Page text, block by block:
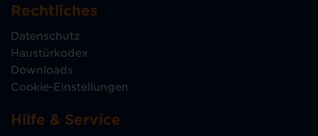
Rechtliches
Datenschutz
Haustürkodex
Downloads
Cookie-Einstellungen
Hilfe & Service